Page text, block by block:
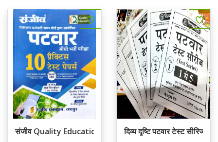
संजीव Quality Education पटवार 10 प्रैक्टिस टेस्ट पेपर्स
दिव्य दृष्टि पटवार टेस्ट सीरिज